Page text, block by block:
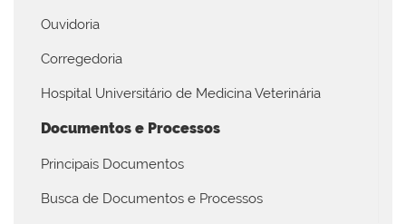
Ouvidoria
Corregedoria
Hospital Universitário de Medicina Veterinária
Documentos e Processos
Principais Documentos
Busca de Documentos e Processos